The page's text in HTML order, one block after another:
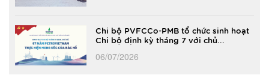
Chi bộ PVFCCo-PMB tổ chức sinh hoạt
Chi bộ định kỳ tháng 7 với chủ...
06/07/2026